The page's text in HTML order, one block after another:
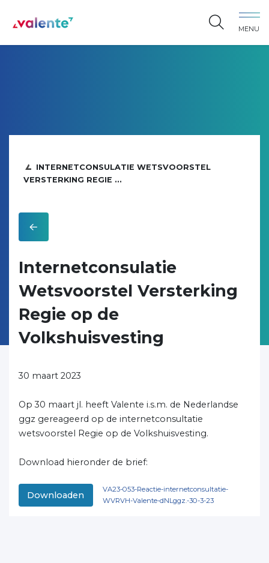
MENU
INTERNETCONSULATIE WETSVOORSTEL
VERSTERKING REGIE ...
Internetconsulatie
Wetsvoorstel Versterking
Regie op de
Volkshuisvesting
30 maart 2023
Op 30 maart jl. heeft Valente i.s.m. de Nederlandse
ggz gereageerd op de internetconsultatie
wetsvoorstel Regie op de Volkshuisvesting.
Download hieronder de brief:
VA23-053-Reactie-internetconsultatie-
WVRVH-Valente-dNLggz.-30-3-23
Downloaden